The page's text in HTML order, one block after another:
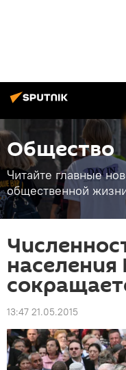
Общество
Читайте главные
общественной
13:47 21.05.2015